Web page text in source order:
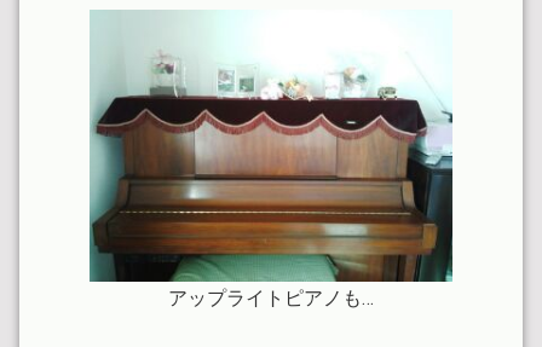
アップライトピアノも…